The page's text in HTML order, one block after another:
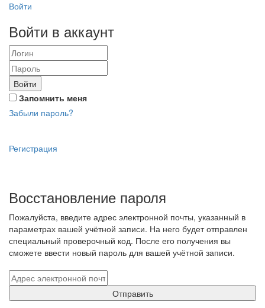
Войти
Войти в аккаунт
Войти
Запомнить меня
Забыли пароль?
Регистрация
Восстановление пароля
Пожалуйста, введите адрес электронной почты, указанный в
параметрах вашей учётной записи. На него будет отправлен
специальный проверочный код. После его получения вы
сможете ввести новый пароль для вашей учётной записи.
Отправить